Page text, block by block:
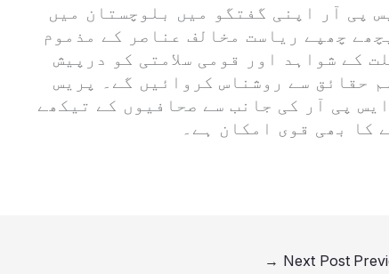
پی آر اپنی گفتگو میں بلوچستان میں
چھپے ریاست مخالف عناصر کے مذموم
کے شواہد اور قومی سلامتی کو درپیش
حقائق سے روشناس کروائیں گے۔ پریس
پی آر کی جانب سے صحافیوں کے تیکھے
کا بھی قوی امکان ہے۔
Next Post
→